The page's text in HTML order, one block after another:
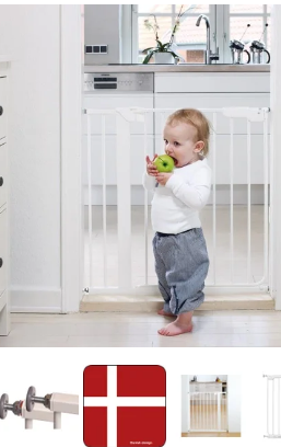
A MEGFELELŐ MÉRET MEGÁLLAPÍTÁSA